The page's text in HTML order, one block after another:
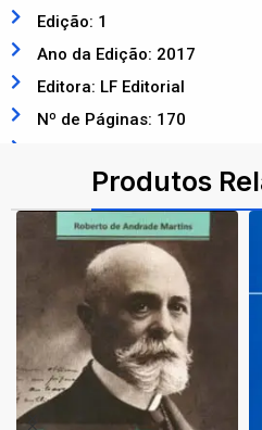
Edição: 1
Ano da Edição: 2017
Editora: LF Editorial
Nº de Páginas: 170
Produtos